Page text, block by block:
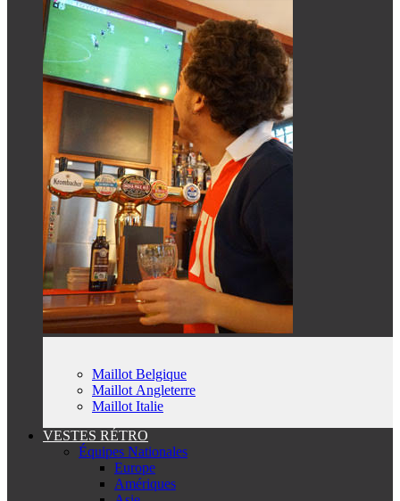
Maillot Belgique
Maillot Angleterre
Maillot Italie
VESTES RÉTRO
Équipes Nationales
Europe
Amériques